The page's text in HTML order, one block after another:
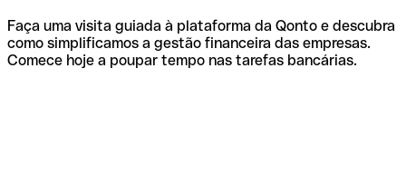
Faça uma visita guiada à plataforma da Qonto e descubra
como simplificamos a gestão financeira das empresas.
Comece hoje a poupar tempo nas tarefas bancárias.